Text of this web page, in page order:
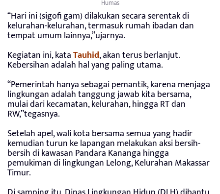
Humas
“Hari ini (sigofi gam) dilakukan secara serentak di
kelurahan-kelurahan, termasuk rumah ibadan dan
tempat umum lainnya,”ujarnya.
Kegiatan ini, kataTauhid, akan terus berlanjut.
Kebersihan adalah hal yang paling utama.
“Pemerintah hanya sebagai pemantik, karena menjaga
lingkungan adalah tanggung jawab kita bersama,
mulai dari kecamatan, kelurahan, hingga RT dan
RW,”tegasnya.
Setelah apel, wali kota bersama semua yang hadir
kemudian turun ke lapangan melakukan aksi bersih-
bersih di kawasan Pandara Kananga hingga
pemukiman di lingkungan Lelong, Kelurahan Makassar
Timur.